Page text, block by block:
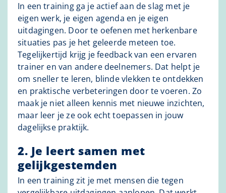
In een training ga je actief aan de slag met je
eigen werk, je eigen agenda en je eigen
uitdagingen. Door te oefenen met herkenbare
situaties pas je het geleerde meteen toe.
Tegelijkertijd krijg je feedback van een ervaren
trainer en van andere deelnemers. Dat helpt je
om sneller te leren, blinde vlekken te ontdekken
en praktische verbeteringen door te voeren. Zo
maak je niet alleen kennis met nieuwe inzichten,
maar leer je ze ook echt toepassen in jouw
dagelijkse praktijk.
2. Je leert samen met
gelijkgestemden
In een training zit je met mensen die tegen